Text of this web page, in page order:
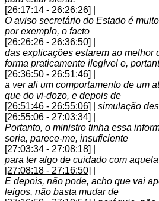
[26:17:14 - 26:26:26]
O aviso secretário do Estado é
por exemplo, o facto
[26:26:26 - 26:36:50]
das explicações estarem ao melhor
forma praticamente ilegível e,
[26:36:50 - 26:51:46]
a ver ali um comportamento de um
que do vi-dozo, e depois de
[26:51:46 - 26:55:06]
simulação
[26:55:06 - 27:03:34]
Portanto, o ministro tinha essa
seria, parece-me, insuficiente
[27:03:34 - 27:08:18]
para ter algo de cuidado com
[27:08:18 - 27:16:50]
E depois, não pode, acho que vai
leigos, não basta mudar de